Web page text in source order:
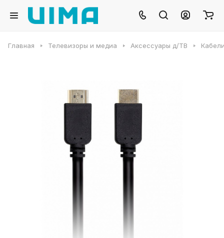
Главная Телевизоры и медиа Аксессуары д/ТВ